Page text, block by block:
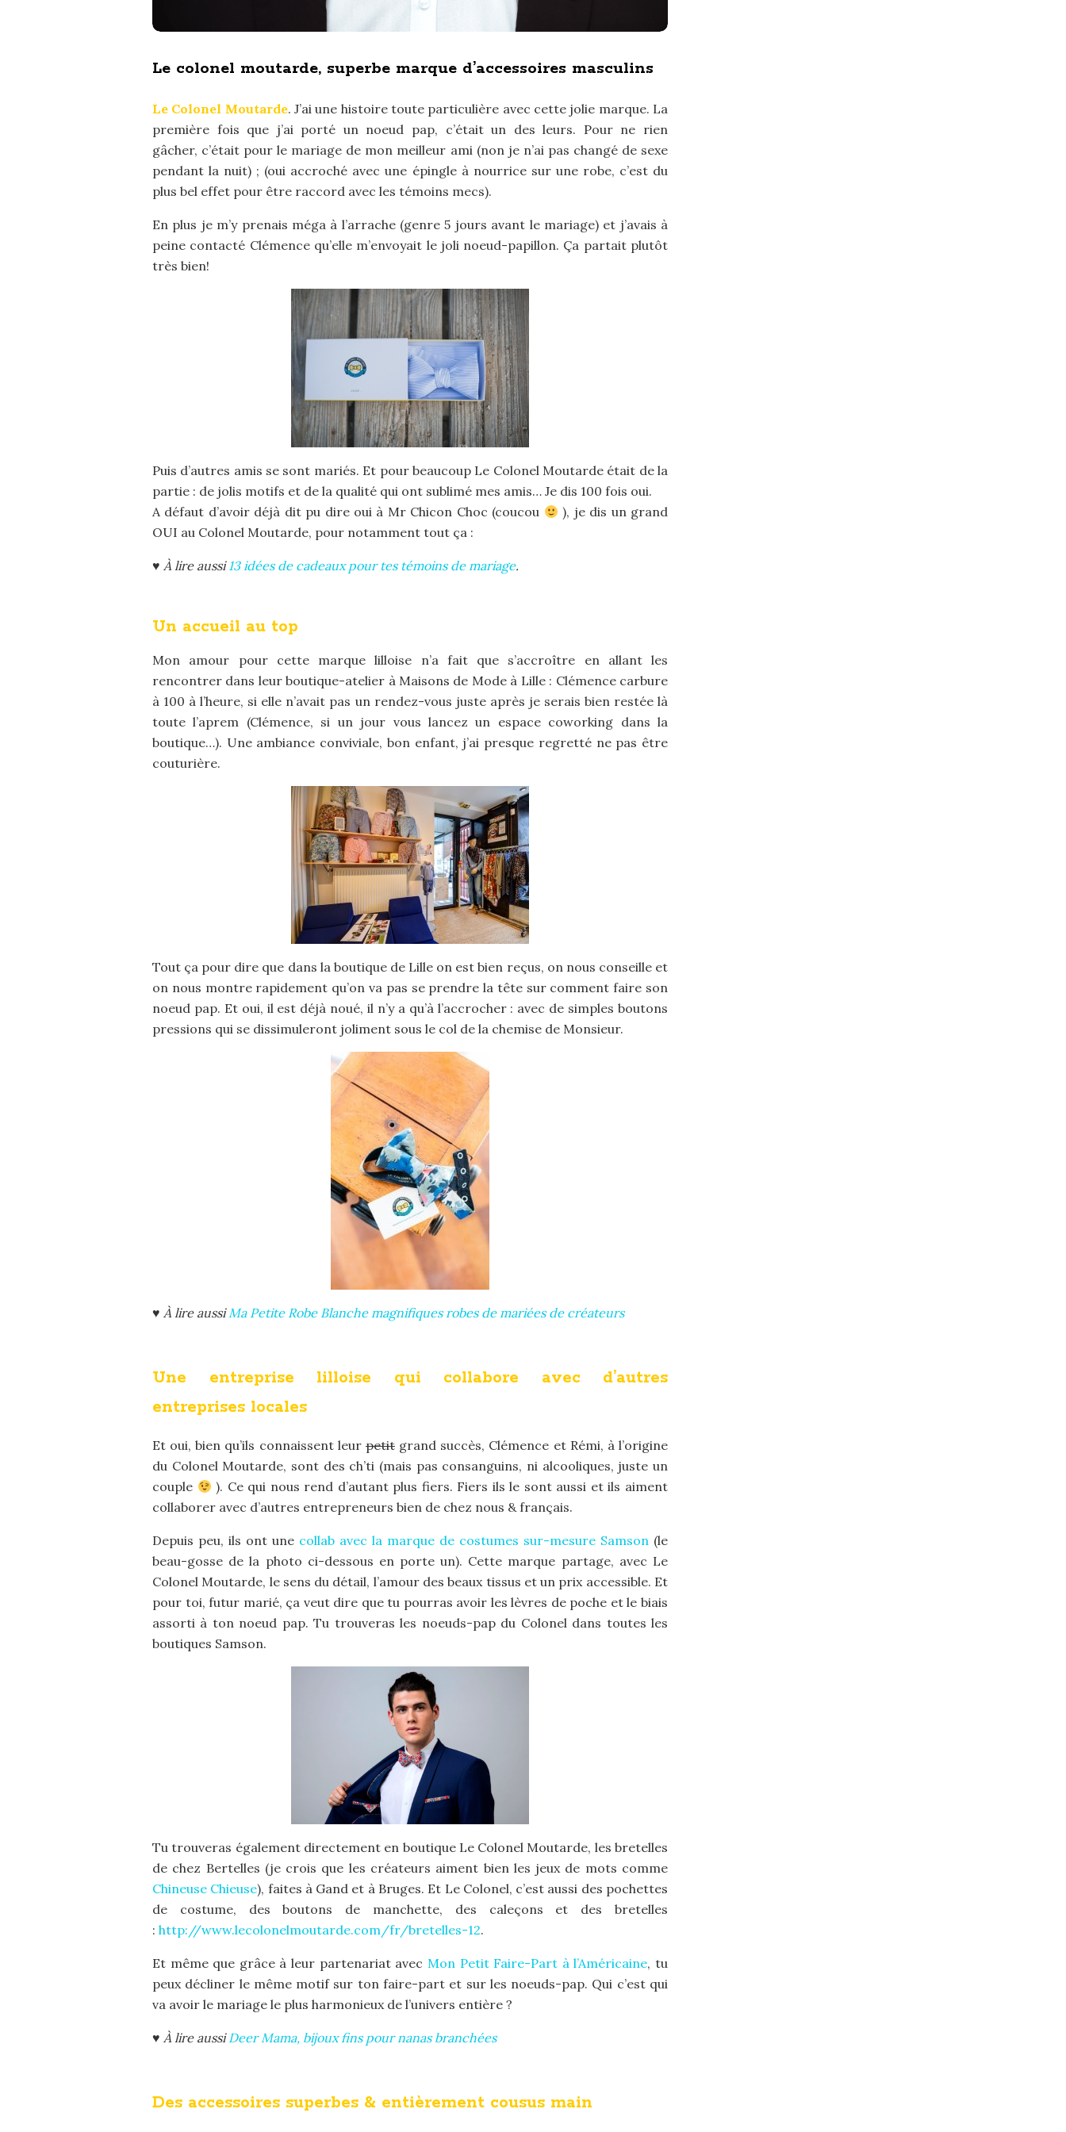
Le colonel moutarde, superbe marque d’accessoires masculins
Le Colonel Moutarde. J’ai une histoire toute particulière avec cette jolie marque. La
première fois que j’ai porté un noeud pap, c’était un des leurs. Pour ne rien
gâcher, c’était pour le mariage de mon meilleur ami (non je n’ai pas changé de sexe
pendant la nuit) ; (oui accroché avec une épingle à nourrice sur une robe, c’est du
plus bel effet pour être raccord avec les témoins mecs).
En plus je m’y prenais méga à l’arrache (genre 5 jours avant le mariage) et j’avais à
peine contacté Clémence qu’elle m’envoyait le joli noeud-papillon. Ça partait plutôt
très bien!
Puis d’autres amis se sont mariés. Et pour beaucoup Le Colonel Moutarde était de la
partie : de jolis motifs et de la qualité qui ont sublimé mes amis… Je dis 100 fois oui.
A défaut d’avoir déjà dit pu dire oui à Mr Chicon Choc (coucou
), je dis un grand
OUI au Colonel Moutarde, pour notamment tout ça :
♥ À lire aussi13 idées de cadeaux pour tes témoins de mariage.
Un accueil au top
Mon amour pour cette marque lilloise n’a fait que s’accroître en allant les
rencontrer dans leur boutique-atelier à Maisons de Mode à Lille : Clémence carbure
à 100 à l’heure, si elle n’avait pas un rendez-vous juste après je serais bien restée là
toute l’aprem (Clémence, si un jour vous lancez un espace coworking dans la
boutique…). Une ambiance conviviale, bon enfant, j’ai presque regretté ne pas être
couturière.
Tout ça pour dire que dans la boutique de Lille on est bien reçus, on nous conseille et
on nous montre rapidement qu’on va pas se prendre la tête sur comment faire son
noeud pap. Et oui, il est déjà noué, il n’y a qu’à l’accrocher : avec de simples boutons
pressions qui se dissimuleront joliment sous le col de la chemise de Monsieur.
♥ À lire aussiMa Petite Robe Blanche magnifiques robes de mariées de créateurs
Une entreprise lilloise qui collabore avec d’autres
entreprises locales
Et oui, bien qu’ils connaissent leur petitgrand succès, Clémence et Rémi, à l’origine
du Colonel Moutarde, sont des ch’ti (mais pas consanguins, ni alcooliques, juste un
couple
). Ce qui nous rend d’autant plus fiers. Fiers ils le sont aussi et ils aiment
collaborer avec d’autres entrepreneurs bien de chez nous & français.
Depuis peu, ils ont une collab avec la marque de costumes sur-mesure Samson (le
beau-gosse de la photo ci-dessous en porte un). Cette marque partage, avec Le
Colonel Moutarde, le sens du détail, l’amour des beaux tissus et un prix accessible. Et
pour toi, futur marié, ça veut dire que tu pourras avoir les lèvres de poche et le biais
assorti à ton noeud pap. Tu trouveras les noeuds-pap du Colonel dans toutes les
boutiques Samson.
Tu trouveras également directement en boutique Le Colonel Moutarde, les bretelles
de chez Bertelles (je crois que les créateurs aiment bien les jeux de mots comme
Chineuse Chieuse), faites à Gand et à Bruges. Et Le Colonel, c’est aussi des pochettes
de costume, des boutons de manchette, des caleçons et des bretelles
: http://www.lecolonelmoutarde.com/fr/bretelles-12.
Et même que grâce à leur partenariat avec Mon Petit Faire-Part à l’Américaine, tu
peux décliner le même motif sur ton faire-part et sur les noeuds-pap. Qui c’est qui
va avoir le mariage le plus harmonieux de l’univers entière ?
♥ À lire aussiDeer Mama, bijoux fins pour nanas branchées
Des accessoires superbes & entièrement cousus main